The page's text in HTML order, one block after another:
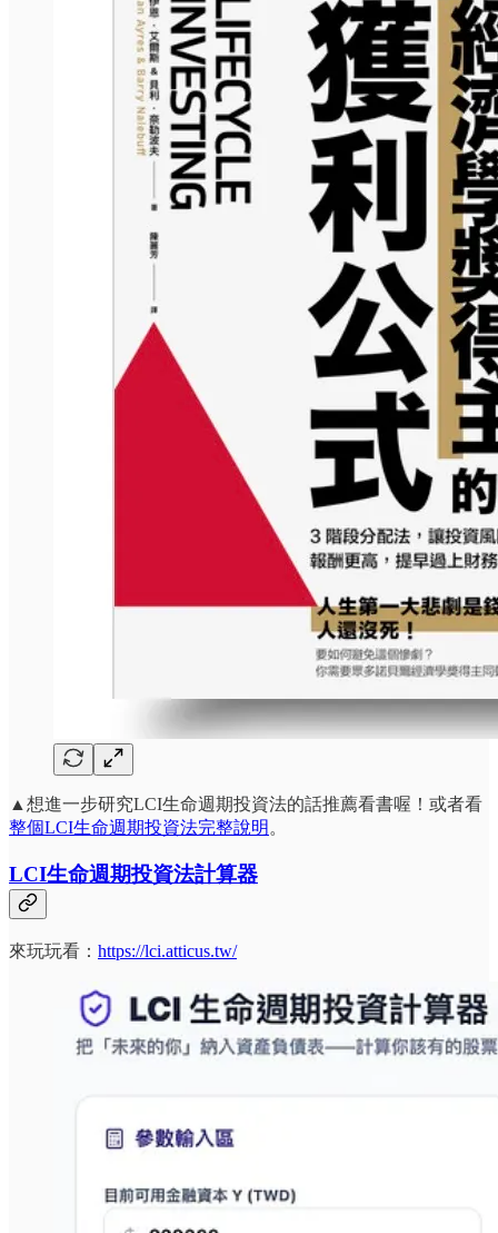
▲想進一步研究LCI生命週期投資法的話推薦看書喔！或者看
整個LCI生命週期投資法完整說明 。
LCI生命週期投資法計算器
來玩玩看： https://lci.atticus.tw/